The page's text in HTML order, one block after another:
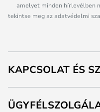
amelyet minden hírlevélben
tekintse meg az adatvédelmi
KAPCSOLAT ÉS